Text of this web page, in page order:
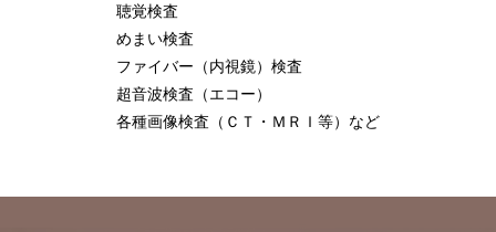
聴覚検査
めまい検査
ファイバー（内視鏡）検査
超音波検査（エコー）
各種画像検査（ＣＴ・ＭＲＩ等）など